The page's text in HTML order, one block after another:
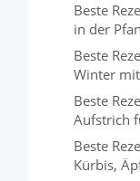
Beste
in der
Beste
Winter
Beste
Aufstrich
Beste
Kürbis,